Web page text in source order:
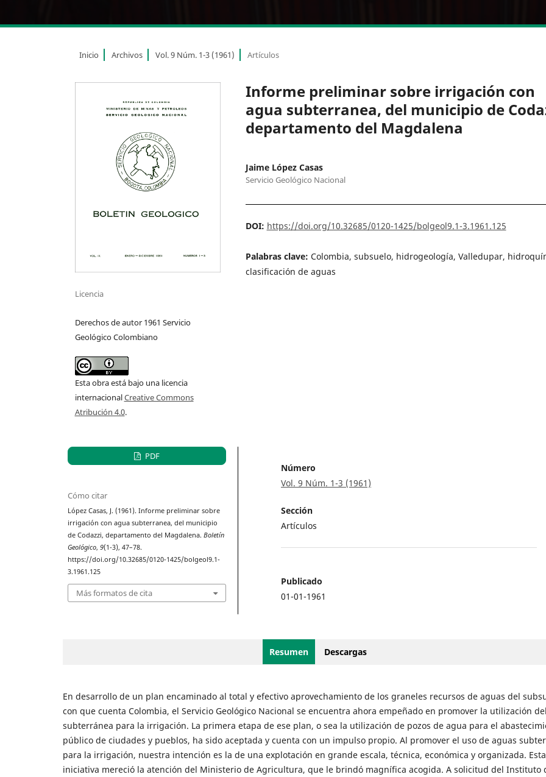
Inicio Archivos Vol. 9 Núm. 1-3 (1961) Artículos
Informe preliminar sobre irrigación con
agua subterranea, del municipio de
departamento del Magdalena
Jaime López Casas
Servicio Geológico Nacional
DOI: https://doi.org/10.32685/0120-1425/bolgeol9.1-3.1961.125
Palabras clave: Colombia, subsuelo, hidrogeología, Valledupar,
clasificación de aguas
Licencia
Derechos de autor 1961 Servicio
Geológico Colombiano
Esta obra está bajo una licencia
internacionalCreative Commons
Atribución 4.0.
PDF
Cómo citar
López Casas, J. (1961). Informe preliminar sobre
irrigación con agua subterranea, del municipio
de Codazzi, departamento del Magdalena.Boletín
Geológico,9(1-3), 47–78.
https://doi.org/10.32685/0120-1425/bolgeol9.1-
3.1961.125
Más formatos de cita
Número
Vol. 9 Núm. 1-3 (1961)
Sección
Artículos
Publicado
01-01-1961
Resumen Descargas
En desarrollo de un plan encaminado al total y efectivo aprovechamiento de los graneles recursos de aguas del
con que cuenta Co­lombia, el Servicio Geológico Nacional se encuentra ahora empeñado en promover la utilización
subterránea para la irrigación. La primera etapa de ese plan, o sea la utilización de pozos de agua para el
público de ciudades y pueblos, ha sido aceptada y cuenta con un impulso propio. Al promover el uso de aguas
para la irrigación, nuestra intención es la de una explotación en grande escala, técnica, económica y organizada. Esta
iniciativa mereció la atención del Ministerio de Agricultura, que le brindó magnífica acogida. A solicitud del Instituto